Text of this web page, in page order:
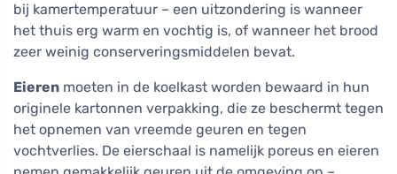
bij kamertemperatuur – een uitzondering is wanneer
het thuis erg warm en vochtig is, of wanneer het brood
zeer weinig conserveringsmiddelen bevat.
Eieren moeten in de koelkast worden bewaard in hun
originele kartonnen verpakking, die ze beschermt tegen
het opnemen van vreemde geuren en tegen
vochtverlies. De eierschaal is namelijk poreus en eieren